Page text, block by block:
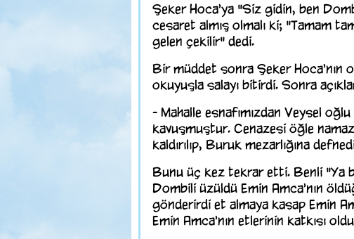
Şeker Hoca'ya "Siz gidin, ben
cesaret almış olmalı ki; "Tamam
gelen çekilir" dedi.
Bir müddet sonra Şeker Hoca'nın
okuyuşla salayı bitirdi. Sonra
- Mahalle esnafımızdan Veysel
kavuşmuştur. Cenazesi öğle
kaldırılıp, Buruk mezarlığına
Bunu üç kez tekrar etti. Benli "Ya
Dombili üzüldü Emin Amca'nın
gönderirdi et almaya kasap Emin
Emin Amca'nın etlerinin katkısı